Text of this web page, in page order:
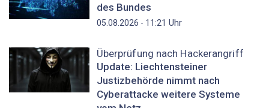
des Bundes
05.08.2026 - 11:21 Uhr
Überprüfung nach Hackerangriff
Update: Liechtensteiner
Justizbehörde nimmt nach
Cyberattacke weitere Systeme